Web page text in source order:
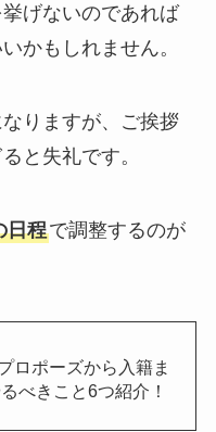
げないのであれば
かもしれません。
りますが、ご挨拶
と失礼です。
日程で調整するのが
ロポーズから入籍ま
べきこと6つ紹介！